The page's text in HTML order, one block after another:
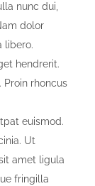
nunc dui,
dolor
libero.
hendrerit.
rhoncus
euismod.
Ut
amet ligula
fringilla